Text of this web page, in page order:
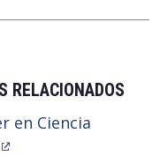
RELACIONADOS
en Ciencia